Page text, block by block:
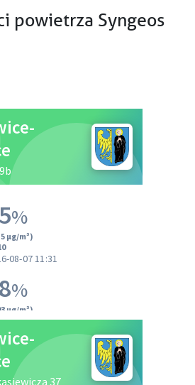
powietrza Syngeos